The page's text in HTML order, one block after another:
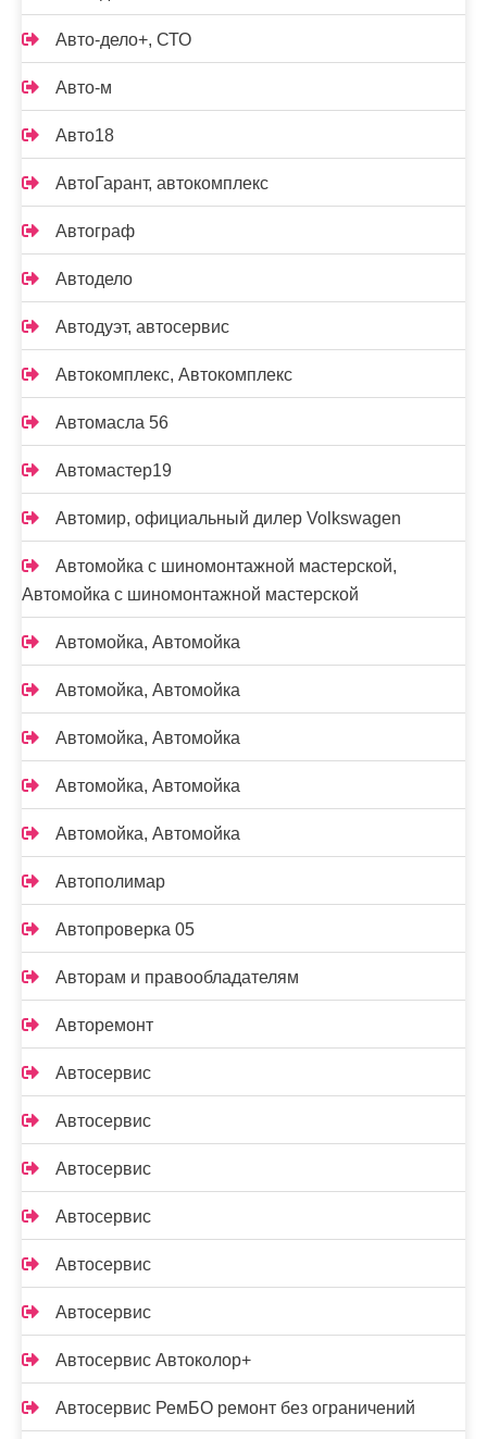
Авто-дело+, СТО
Авто-м
Авто18
АвтоГарант, автокомплекс
Автограф
Автодело
Автодуэт, автосервис
Автокомплекс, Автокомплекс
Автомасла 56
Автомастер19
Автомир, официальный дилер Volkswagen
Автомойка с шиномонтажной мастерской,
Автомойка с шиномонтажной мастерской
Автомойка, Автомойка
Автомойка, Автомойка
Автомойка, Автомойка
Автомойка, Автомойка
Автомойка, Автомойка
Автополимар
Автопроверка 05
Авторам и правообладателям
Авторемонт
Автосервис
Автосервис
Автосервис
Автосервис
Автосервис
Автосервис
Автосервис Автоколор+
Автосервис РемБО ремонт без ограничений